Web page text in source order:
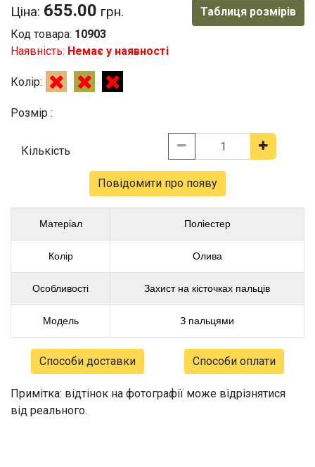
Ціна: 655.00 грн.
Таблиця розмірів
Код товара: 10903
Наявність: Немає у наявності
Колір:
Розмір :
Кількість
Повідомити про появу
Матеріал Поліестер
Колір Олива
Особливості Захист на кісточках пальців
Модель З пальцями
Способи доставки Способи оплати
Примітка: відтінок на фотографії може відрізнятися
від реального.